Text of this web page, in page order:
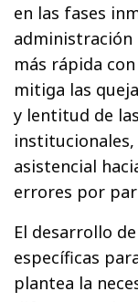
en las fases
más rápida
mitiga las
y lentitud de
asistencial
errores por
El desarrollo
específicas
plantea la